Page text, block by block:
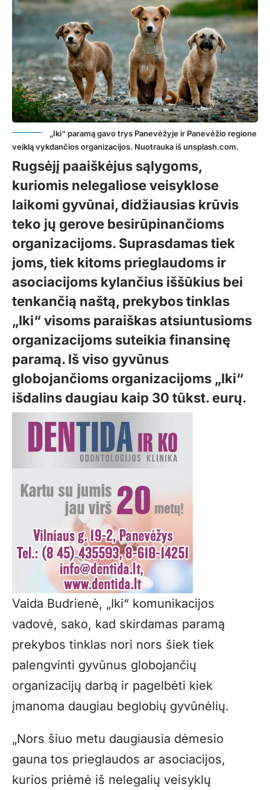
„Iki“ paramą gavo trys Panevėžyje ir Panevėžio regione
veiklą vykdančios organizacijos. Nuotrauka iš unsplash.com.
Rugsėjį paaiškėjus sąlygoms,
kuriomis nelegaliose veisyklose
laikomi gyvūnai, didžiausias krūvis
teko jų gerove besirūpinančioms
organizacijoms. Suprasdamas tiek
joms, tiek kitoms prieglaudoms ir
asociacijoms kylančius iššūkius bei
tenkančią naštą, prekybos tinklas
„Iki“ visoms paraiškas atsiuntusioms
organizacijoms suteikia finansinę
paramą. Iš viso gyvūnus
globojančioms organizacijoms „Iki“
išdalins daugiau kaip 30 tūkst. eurų.
Vaida Budrienė, „Iki“ komunikacijos
vadovė, sako, kad skirdamas paramą
prekybos tinklas nori nors šiek tiek
palengvinti gyvūnus globojančių
organizacijų darbą ir pagelbėti kiek
įmanoma daugiau beglobių gyvūnėlių.
„Nors šiuo metu daugiausia dėmesio
gauna tos prieglaudos ar asociacijos,
kurios priėmė iš nelegalių veisyklų